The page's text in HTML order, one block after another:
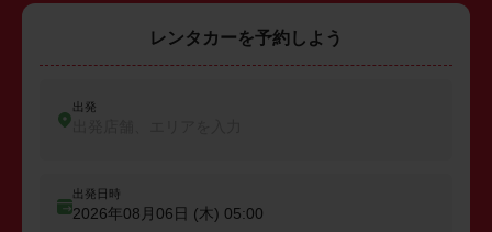
レンタカーを予約しよう
出発
出発日時
2026年08月06日 (木) 05:00